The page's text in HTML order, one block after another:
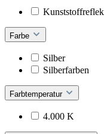
Farbe
Silber
Silberfarben
Farbtemperatur
4.000 K